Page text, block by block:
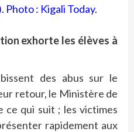
Photo : Kigali Today.
exhorte les élèves à
des abus sur le
retour, le Ministère de
ce qui suit ; les victimes
rapidement aux